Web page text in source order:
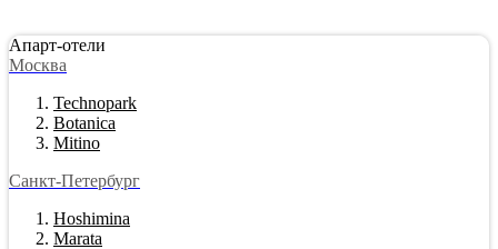
Апарт-отели
Москва
Technopark
Botanica
Mitino
Санкт-Петербург
Hoshimina
Marata